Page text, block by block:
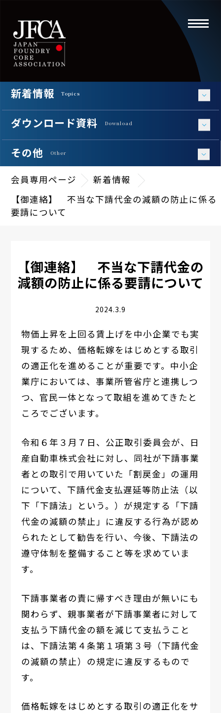
toggle
新着情報 Topics
ダウンロード資料 Download
その他 Other
会員専用ページ
新着情報
【御連絡】 不当な下請代金の減額の防止に係る
要請について
【御連絡】 不当な下請代金の
減額の防止に係る要請について
2024.3.9
物価上昇を上回る賃上げを中小企業でも実
現するため、価格転嫁をはじめとする取引
の適正化を進めることが重要です。中小企
業庁においては、事業所管省庁と連携しつ
つ、官民一体となって取組を進めてきたと
ころでございます。
令和６年３月７日、公正取引委員会が、日
産自動車株式会社に対し、同社が下請事業
者との取引で用いていた「割戻金」の運用
について、下請代金支払遅延等防止法（以
下「下請法」という。）が規定する「下請
代金の減額の禁止」に違反する行為が認め
られたとして勧告を行い、今後、下請法の
遵守体制を整備すること等を求めていま
す。
下請事業者の責に帰すべき理由が無いにも
関わらず、親事業者が下請事業者に対して
支払う下請代金の額を減じて支払うこと
は、下請法第４条第１項第３号（下請代金
の減額の禁止）の規定に違反するもので
す。
価格転嫁をはじめとする取引の適正化をサ